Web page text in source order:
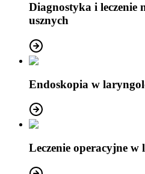
Diagnostyka i leczenie
usznych
Endoskopia w
Leczenie operacyjne